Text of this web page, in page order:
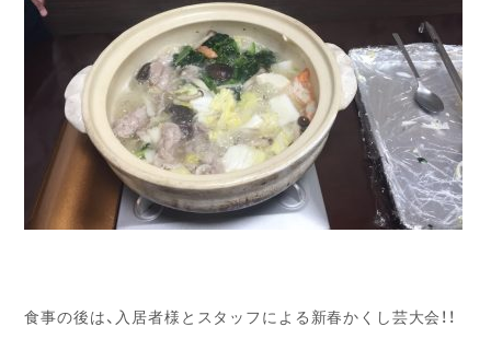
食事の後は、入居者様とスタッフによる新春かくし芸大会！！